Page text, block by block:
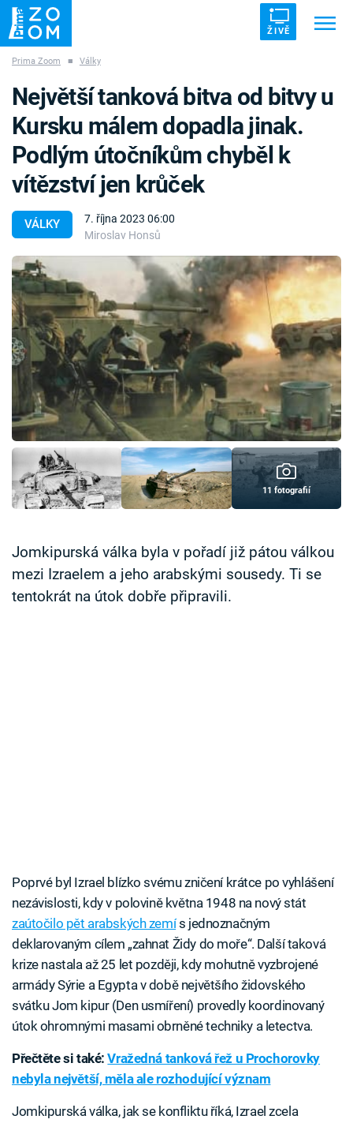
ŽIVĚ
ZÁHADY VETŘELCI DÁVNOVĚKU
Témata
Témata
Pořady
TV Program
Časopis
Sledujte prima+
Přihlášení
Prima Zoom ■ Války
VÁLKY
7. října 2023 06:00
Miroslav Honsů
Největší tanková bitva od bitvy u
Kursku málem dopadla jinak.
Podlým útočníkům chyběl k
vítězství jen krůček
11 fotografií
Jomkipurská válka byla v pořadí již pátou válkou
mezi Izraelem a jeho arabskými sousedy. Ti se
tentokrát na útok dobře připravili.
Poprvé byl Izrael blízko svému zničení krátce po vyhlášení
nezávislosti, kdy v polovině května 1948 na nový stát
zaútočilo pět arabských zemís jednoznačným
deklarovaným cílem „zahnat Židy do moře“. Další taková
krize nastala až 25 let později, kdy mohutně vyzbrojené
armády Sýrie a Egypta v době největšího židovského
svátku Jom kipur (Den usmíření) provedly koordinovaný
útok ohromnými masami obrněné techniky a letectva.
Přečtěte si také:Vražedná tanková řež u Prochorovky
nebyla největší, měla ale rozhodující význam
Jomkipurská válka, jak se konfliktu říká, Izrael zcela